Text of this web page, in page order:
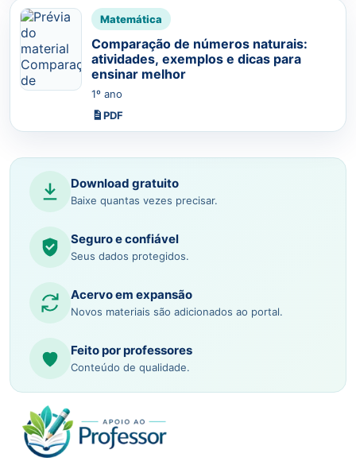
Matemática
Comparação de números naturais:
atividades, exemplos e dicas para
ensinar melhor
1º ano
PDF
Download gratuito
Baixe quantas vezes precisar.
Seguro e confiável
Seus dados protegidos.
Acervo em expansão
Novos materiais são adicionados ao portal.
Feito por professores
Conteúdo de qualidade.